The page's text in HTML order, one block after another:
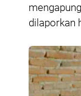
dilaporkan